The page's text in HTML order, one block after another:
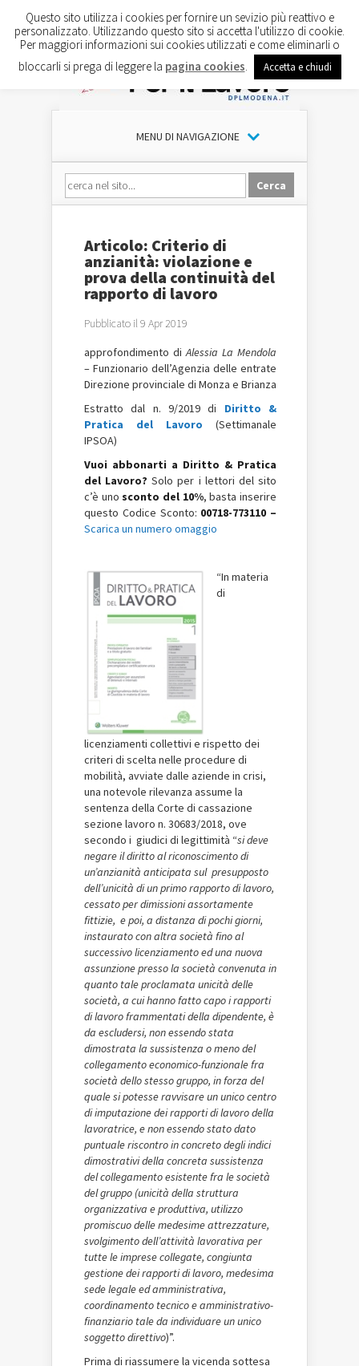
MENU DI NAVIGAZIONE
Articolo: Criterio di
anzianità: violazione e
prova della continuità del
rapporto di lavoro
Pubblicato il 9 Apr 2019
approfondimento diAlessia La Mendola
– Funzionario dell’Agenzia delle entrate
Direzione provinciale di Monza e Brianza
Estratto dal n. 9/2019 di Diritto &
Pratica del Lavoro (Settimanale
IPSOA)
Vuoi abbonarti a Diritto & Pratica
del Lavoro? Solo per i lettori del sito
c’è uno sconto del 10%, basta inserire
questo Codice Sconto: 00718-773110 –
Scarica un numero omaggio
“In materia
di
licenziamenti collettivi e rispetto dei
criteri di scelta nelle procedure di
mobilità, avviate dalle aziende in crisi,
una notevole rilevanza assume la
sentenza della Corte di cassazione
sezione lavoro n. 30683/2018, ove
secondo i giudici di legittimità “si deve
negare il diritto al riconoscimento di
un’anzianità anticipata sul presupposto
dell’unicità di un primo rapporto di lavoro,
cessato per dimissioni assortamente
fittizie, e poi, a distanza di pochi giorni,
instaurato con altra società fino al
successivo licenziamento ed una nuova
assunzione presso la società convenuta in
quanto tale proclamata unicità delle
società, a cui hanno fatto capo i rapporti
di lavoro frammentati della dipendente, è
da escludersi, non essendo stata
dimostrata la sussistenza o meno del
collegamento economico-funzionale fra
società dello stesso gruppo, in forza del
quale si potesse ravvisare un unico centro
di imputazione dei rapporti di lavoro della
lavoratrice, e non essendo stato dato
puntuale riscontro in concreto degli indici
dimostrativi della concreta sussistenza
del collegamento esistente fra le società
del gruppo (unicità della struttura
organizzativa e produttiva, utilizzo
promiscuo delle medesime attrezzature,
svolgimento dell’attività lavorativa per
tutte le imprese collegate, congiunta
gestione dei rapporti di lavoro, medesima
sede legale ed amministrativa,
coordinamento tecnico e amministrativo-
finanziario tale da individuareun unico
soggetto direttivo)”.
Prima di riassumere la vicenda sottesa
Questo sito utilizza i cookies per fornire un sevizio più reattivo e
personalizzato. Utilizzando questo sito si accetta l'utilizzo di cookie.
Per maggiori informazioni sui cookies utilizzati e come eliminarli o
bloccarli si prega di leggere la pagina cookies Accetta e chiudi